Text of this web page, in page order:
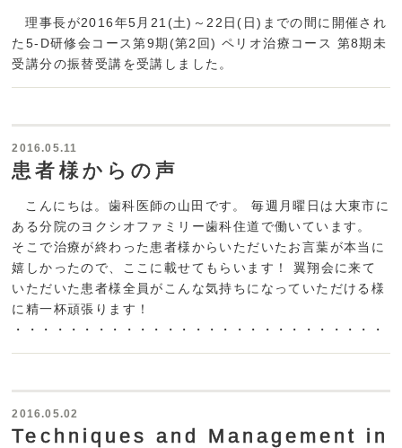
理事長が2016年5月21(土)～22日(日)までの間に開催され
た5-D研修会コース第9期(第2回) ペリオ治療コース 第8期未
受講分の振替受講を受講しました。
2016.05.11
患者様からの声
こんにちは。歯科医師の山田です。 毎週月曜日は大東市に
ある分院のヨクシオファミリー歯科住道で働いています。
そこで治療が終わった患者様からいただいたお言葉が本当に
嬉しかったので、ここに載せてもらいます！ 翼翔会に来て
いただいた患者様全員がこんな気持ちになっていただける様
に精一杯頑張ります！
・・・・・・・・・・・・・・・・・・・・・・・・・・・
2016.05.02
Techniques and Management in